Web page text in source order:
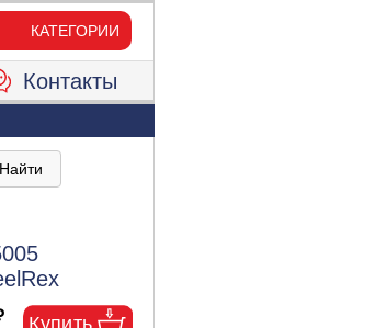
КАТЕГОРИИ
Контакты